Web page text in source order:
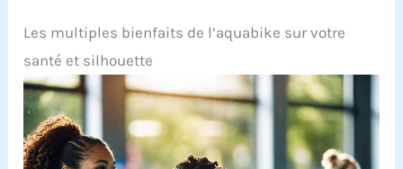
Les multiples bienfaits de l’aquabike sur votre
santé et silhouette